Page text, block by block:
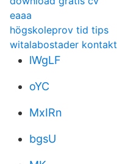
eaaa
högskoleprov tid tips
witalabostader kontakt
lWgLF
oYC
MxIRn
bgsU